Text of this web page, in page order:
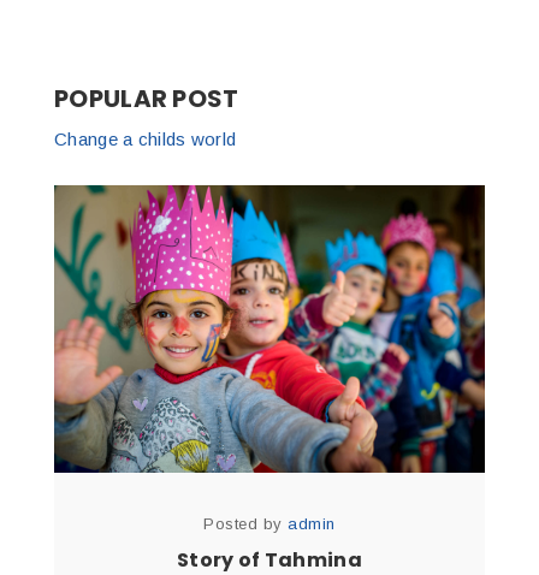
POPULAR POST
Change a childs world
Posted byadmin
Story of Tahmina